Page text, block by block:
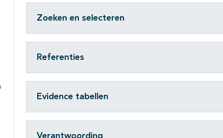
Zoeken en selecteren
Referenties
Evidence tabellen
Verantwoording